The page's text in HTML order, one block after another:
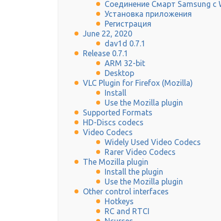
Соединение Смарт Samsung с
Установка приложения
Регистрация
June 22, 2020
dav1d 0.7.1
Release 0.7.1
ARM 32-bit
Desktop
VLC Plugin for Firefox (Mozilla)
Install
Use the Mozilla plugin
Supported Formats
HD-Discs codecs
Video Codecs
Widely Used Video Codecs
Rarer Video Codecs
The Mozilla plugin
Install the plugin
Use the Mozilla plugin
Other control interfaces
Hotkeys
RC and RTCI